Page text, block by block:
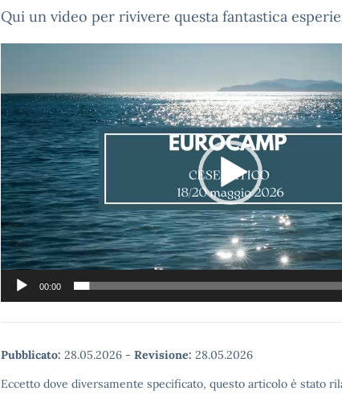
Qui un video per rivivere questa fantastica
00:00
Pubblicato: 28.05.2026 - Revisione: 28.05.2026
Eccetto dove diversamente specificato, questo articolo è stato